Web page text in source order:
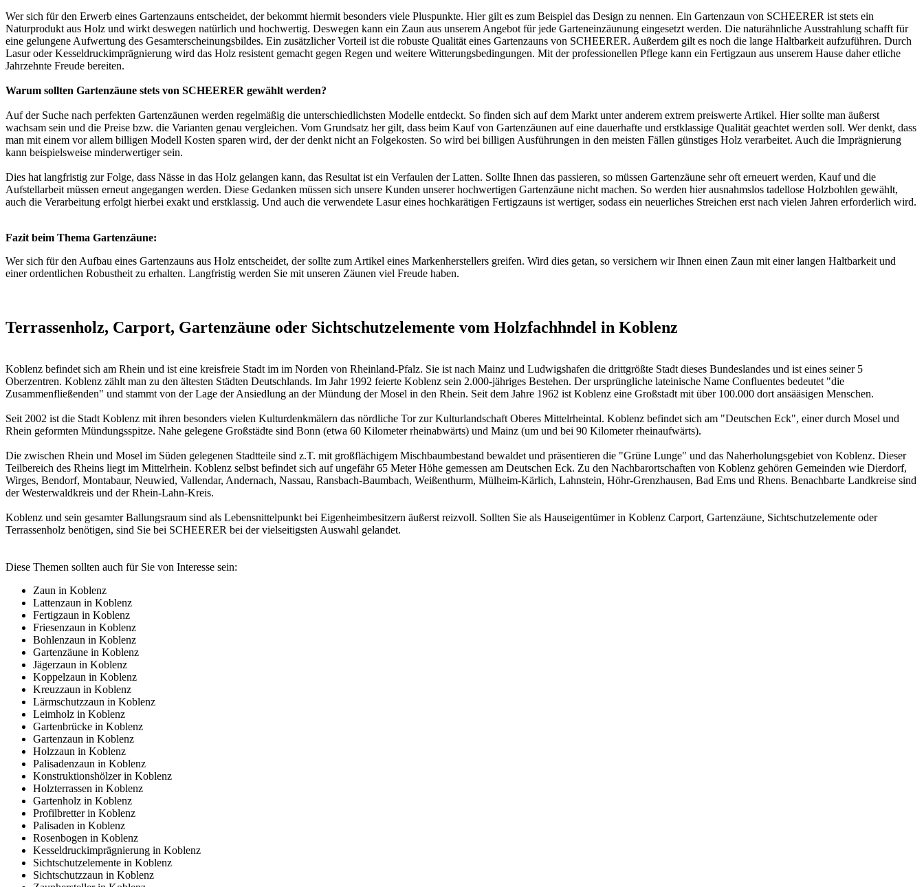
Wer sich für den Erwerb eines Gartenzauns entscheidet, der bekommt hiermit besonders viele Pluspunkte. Hier gilt es zum Beispiel das Design zu nennen. Ein Gartenzaun von SCHEERER ist stets ein
Naturprodukt aus Holz und wirkt deswegen natürlich und hochwertig. Deswegen kann ein Zaun aus unserem Angebot für jede Garteneinzäunung eingesetzt werden. Die naturähnliche Ausstrahlung schafft für
eine gelungene Aufwertung des Gesamterscheinungsbildes. Ein zusätzlicher Vorteil ist die robuste Qualität eines Gartenzauns von SCHEERER. Außerdem gilt es noch die lange Haltbarkeit aufzuführen. Durch
Lasur oder Kesseldruckimprägnierung wird das Holz resistent gemacht gegen Regen und weitere Witterungsbedingungen. Mit der professionellen Pflege kann ein Fertigzaun aus unserem Hause daher etliche
Jahrzehnte Freude bereiten.
Warum sollten Gartenzäune stets von SCHEERER gewählt werden?
Auf der Suche nach perfekten Gartenzäunen werden regelmäßig die unterschiedlichsten Modelle entdeckt. So finden sich auf dem Markt unter anderem extrem preiswerte Artikel. Hier sollte man äußerst
wachsam sein und die Preise bzw. die Varianten genau vergleichen. Vom Grundsatz her gilt, dass beim Kauf von Gartenzäunen auf eine dauerhafte und erstklassige Qualität geachtet werden soll. Wer denkt, dass
man mit einem vor allem billigen Modell Kosten sparen wird, der der denkt nicht an Folgekosten. So wird bei billigen Ausführungen in den meisten Fällen günstiges Holz verarbeitet. Auch die Imprägnierung
kann beispielsweise minderwertiger sein.
Dies hat langfristig zur Folge, dass Nässe in das Holz gelangen kann, das Resultat ist ein Verfaulen der Latten. Sollte Ihnen das passieren, so müssen Gartenzäune sehr oft erneuert werden, Kauf und die
Aufstellarbeit müssen erneut angegangen werden. Diese Gedanken müssen sich unsere Kunden unserer hochwertigen Gartenzäune nicht machen. So werden hier ausnahmslos tadellose Holzbohlen gewählt,
auch die Verarbeitung erfolgt hierbei exakt und erstklassig. Und auch die verwendete Lasur eines hochkarätigen Fertigzauns ist wertiger, sodass ein neuerliches Streichen erst nach vielen Jahren erforderlich wird.
Fazit beim Thema Gartenzäune:
Wer sich für den Aufbau eines Gartenzauns aus Holz entscheidet, der sollte zum Artikel eines Markenherstellers greifen. Wird dies getan, so versichern wir Ihnen einen Zaun mit einer langen Haltbarkeit und
einer ordentlichen Robustheit zu erhalten. Langfristig werden Sie mit unseren Zäunen viel Freude haben.
Terrassenholz, Carport, Gartenzäune oder Sichtschutzelemente vom Holzfachhndel in Koblenz
Koblenz befindet sich am Rhein und ist eine kreisfreie Stadt im im Norden von Rheinland-Pfalz. Sie ist nach Mainz und Ludwigshafen die drittgrößte Stadt dieses Bundeslandes und ist eines seiner 5
Oberzentren. Koblenz zählt man zu den ältesten Städten Deutschlands. Im Jahr 1992 feierte Koblenz sein 2.000-jähriges Bestehen. Der ursprüngliche lateinische Name Confluentes bedeutet "die
Zusammenfließenden" und stammt von der Lage der Ansiedlung an der Mündung der Mosel in den Rhein. Seit dem Jahre 1962 ist Koblenz eine Großstadt mit über 100.000 dort ansääsigen Menschen.
Seit 2002 ist die Stadt Koblenz mit ihren besonders vielen Kulturdenkmälern das nördliche Tor zur Kulturlandschaft Oberes Mittelrheintal. Koblenz befindet sich am "Deutschen Eck", einer durch Mosel und
Rhein geformten Mündungsspitze. Nahe gelegene Großstädte sind Bonn (etwa 60 Kilometer rheinabwärts) und Mainz (um und bei 90 Kilometer rheinaufwärts).
Die zwischen Rhein und Mosel im Süden gelegenen Stadtteile sind z.T. mit großflächigem Mischbaumbestand bewaldet und präsentieren die "Grüne Lunge" und das Naherholungsgebiet von Koblenz. Dieser
Teilbereich des Rheins liegt im Mittelrhein. Koblenz selbst befindet sich auf ungefähr 65 Meter Höhe gemessen am Deutschen Eck. Zu den Nachbarortschaften von Koblenz gehören Gemeinden wie Dierdorf,
Wirges, Bendorf, Montabaur, Neuwied, Vallendar, Andernach, Nassau, Ransbach-Baumbach, Weißenthurm, Mülheim-Kärlich, Lahnstein, Höhr-Grenzhausen, Bad Ems und Rhens. Benachbarte Landkreise sind
der Westerwaldkreis und der Rhein-Lahn-Kreis.
Koblenz und sein gesamter Ballungsraum sind als Lebensnittelpunkt bei Eigenheimbesitzern äußerst reizvoll. Sollten Sie als Hauseigentümer in Koblenz Carport, Gartenzäune, Sichtschutzelemente oder
Terrassenholz benötigen, sind Sie bei SCHEERER bei der vielseitigsten Auswahl gelandet.
Diese Themen sollten auch für Sie von Interesse sein:
Zaun in Koblenz
Lattenzaun in Koblenz
Fertigzaun in Koblenz
Friesenzaun in Koblenz
Bohlenzaun in Koblenz
Gartenzäune in Koblenz
Jägerzaun in Koblenz
Koppelzaun in Koblenz
Kreuzzaun in Koblenz
Lärmschutzzaun in Koblenz
Leimholz in Koblenz
Gartenbrücke in Koblenz
Gartenzaun in Koblenz
Holzzaun in Koblenz
Palisadenzaun in Koblenz
Konstruktionshölzer in Koblenz
Holzterrassen in Koblenz
Gartenholz in Koblenz
Profilbretter in Koblenz
Palisaden in Koblenz
Rosenbogen in Koblenz
Kesseldruckimprägnierung in Koblenz
Sichtschutzelemente in Koblenz
Sichtschutzzaun in Koblenz